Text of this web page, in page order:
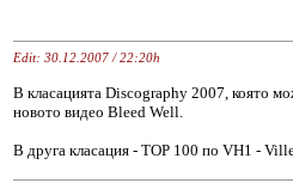
Edit: 30.12.2007 / 22:20h
В класацията Discography 2007, която
новото видео Bleed Well.
В друга класация - TOP 100 по VH1 -